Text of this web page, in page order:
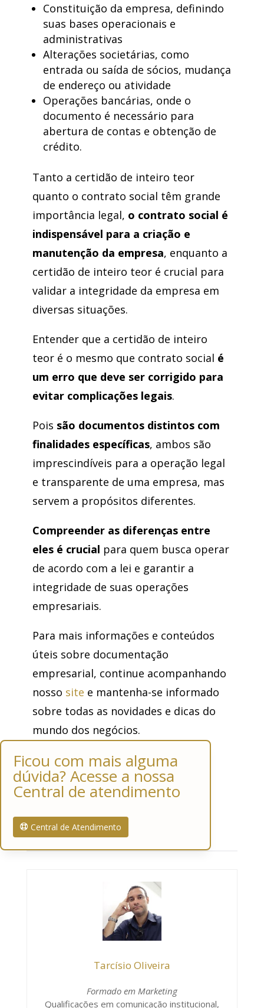
Constituição da empresa, definindo
suas bases operacionais e
administrativas
Alterações societárias, como
entrada ou saída de sócios, mudança
de endereço ou atividade
Operações bancárias, onde o
documento é necessário para
abertura de contas e obtenção de
crédito.
Tanto a certidão de inteiro teor
quanto o contrato social têm grande
importância legal, o contrato social é
indispensável para a criação e
manutenção da empresa, enquanto a
certidão de inteiro teor é crucial para
validar a integridade da empresa em
diversas situações.
Entender que a certidão de inteiro
teor é o mesmo que contrato social é
um erro que deve ser corrigido para
evitar complicações legais.
Pois são documentos distintos com
finalidades específicas, ambos são
imprescindíveis para a operação legal
e transparente de uma empresa, mas
servem a propósitos diferentes.
Compreender as diferenças entre
eles é crucial para quem busca operar
de acordo com a lei e garantir a
integridade de suas operações
empresariais.
Para mais informações e conteúdos
úteis sobre documentação
empresarial, continue acompanhando
nosso site e mantenha-se informado
sobre todas as novidades e dicas do
mundo dos negócios.
Ficou com mais alguma
dúvida? Acesse a nossa
Central de atendimento
Central de Atendimento
Tarcísio Oliveira
Formado em Marketing
Qualificações em comunicação institucional,